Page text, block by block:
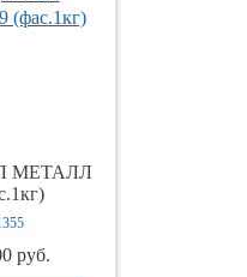
МЕТАЛЛ
руб.